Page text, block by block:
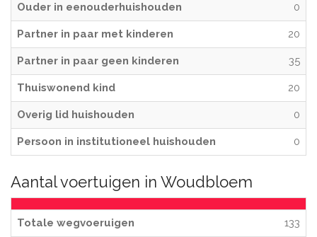
Ouder in eenouderhuishouden 0
Partner in paar met kinderen 20
Partner in paar geen kinderen 35
Thuiswonend kind 20
Overig lid huishouden 0
Persoon in institutioneel huishouden 0
Aantal voertuigen in Woudbloem
Totale wegvoeruigen 133